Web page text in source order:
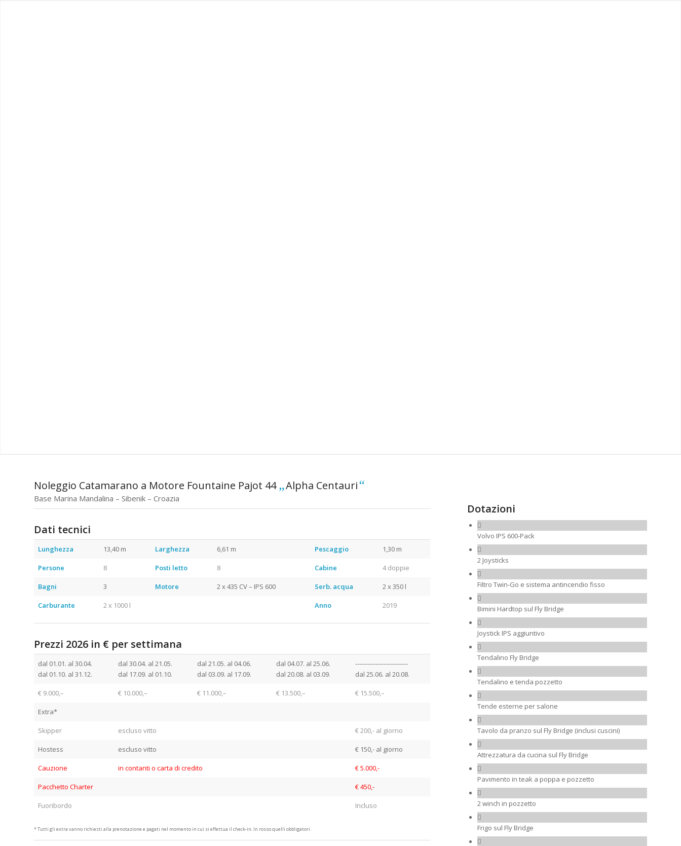
Noleggio Catamarano a Motore Fountaine Pajot 44„Alpha Centauri“
Base Marina Mandalina – Sibenik – Croazia
Dati tecnici
Lunghezza 13,40 m Larghezza 6,61 m Pescaggio 1,30 m
Persone 8 Posti letto 8 Cabine 4 doppie
Bagni 3 Motore 2 x 435 CV – IPS 600 Serb. acqua 2 x 350 l
Carburante 2 x 1000 l Anno 2019
Prezzi 2026 in € per settimana
dal 01.01. al 30.04.
dal 01.10. al 31.12.
dal 30.04. al 21.05.
dal 17.09. al 01.10.
dal 21.05. al 04.06.
dal 03.09. al 17.09.
dal 04.07. al 25.06.
dal 20.08. al 03.09.
--------------------------
dal 25.06. al 20.08.
€ 9.000,– € 10.000,– € 11.000,– € 13.500,– € 15.500,–
Extra*
Skipper escluso vitto € 200,- al giorno
Hostess escluso vitto € 150,- al giorno
Cauzione in contanti o carta di credito € 5.000,-
Pacchetto Charter € 450,-
Fuoribordo Incluso
* Tutti gli extra vanno richiesti alla prenotazione e pagati nel momento in cui si effettua il check-in. In rosso quelli obbligatori.
Dotazioni
Volvo IPS 600-Pack
2 Joysticks
Filtro Twin-Go e sistema antincendio fisso
Bimini Hardtop sul Fly Bridge
Joystick IPS aggiuntivo
Tendalino Fly Bridge
Tendalino e tenda pozzetto
Tende esterne per salone
Tavolo da pranzo sul Fly Bridge (inclusi cuscini)
Attrezzatura da cucina sul Fly Bridge
Pavimento in teak a poppa e pozzetto
2 winch in pozzetto
Frigo sul Fly Bridge